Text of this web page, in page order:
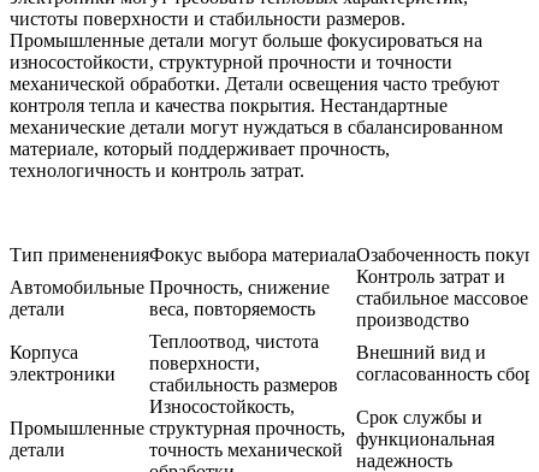
чистоты поверхности и стабильности размеров.
Промышленные детали могут больше фокусироваться на
износостойкости, структурной прочности и точности
механической обработки. Детали освещения часто требуют
контроля тепла и качества покрытия. Нестандартные
механические детали могут нуждаться в сбалансированном
материале, который поддерживает прочность,
технологичность и контроль затрат.
Тип примененияФокус выбора материалаОзабоченность
Автомобильные
детали
Прочность, снижение
веса, повторяемость
Контроль затрат и
стабильное массовое
производство
Корпуса
электроники
Теплоотвод, чистота
поверхности,
стабильность размеров
Внешний вид и
согласованность
Промышленные
детали
Износостойкость,
структурная прочность,
точность механической
Срок службы и
функциональная
надежность